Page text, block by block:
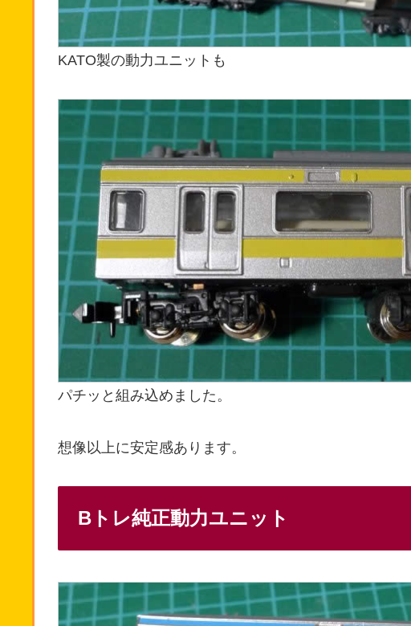
KATO製の動力ユニットも
パチッと組み込めました。
想像以上に安定感あります。
Bトレ純正動力ユニット